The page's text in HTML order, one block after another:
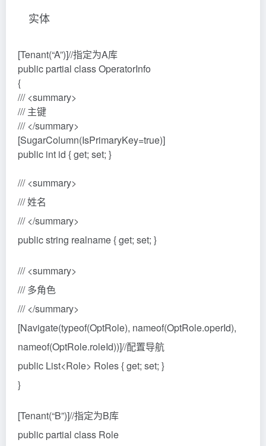
实体
[Tenant(“A”)]//指定为A库
public partial class OperatorInfo
{
/// <summary>
/// 主键
/// </summary>
[SugarColumn(IsPrimaryKey=true)]
public int id { get; set; }
/// <summary>
/// 姓名
/// </summary>
public string realname { get; set; }
/// <summary>
/// 多角色
/// </summary>
[Navigate(typeof(OptRole), nameof(OptRole.operId),
nameof(OptRole.roleId))]//配置导航
public List<Role> Roles { get; set; }
}
[Tenant(“B”)]//指定为B库
public partial class Role